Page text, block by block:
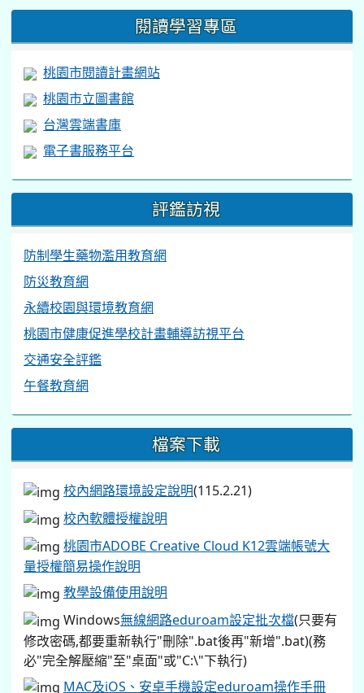
閱讀學習專區
桃園市閱讀計畫網站
桃園市立圖書館
台灣雲端書庫
電子書服務平台
評鑑訪視
防制學生藥物濫用教育網
防災教育網
永續校園與環境教育網
桃園市健康促進學校計畫輔導訪視平台
交通安全評鑑
午餐教育網
檔案下載
校內網路環境設定說明(115.2.21)
校內軟體授權說明
桃園市ADOBE Creative Cloud K12雲端帳號大
量授權簡易操作說明
教學設備使用說明
Windows無線網路eduroam設定批次檔(只要有
修改密碼,都要重新執行"刪除".bat後再"新增".bat)(務
必"完全解壓縮"至"桌面"或"C:\"下執行)
MAC及iOS、安卓手機設定eduroam操作手冊